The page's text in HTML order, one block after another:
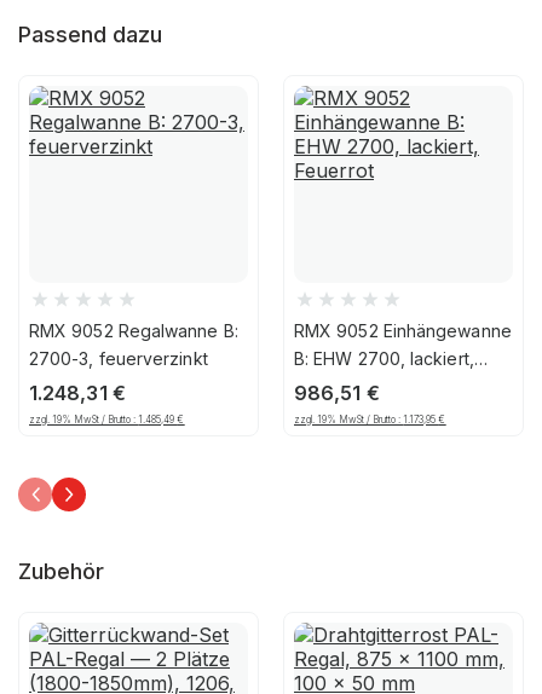
Passend dazu
RMX 9052 Regalwanne B:
2700-3, feuerverzinkt
1.248,31 €
zzgl. 19% MwSt / Brutto :1.485,49€
RMX 9052 Einhängewanne
B: EHW 2700, lackiert,
Feuerrot
986,51 €
zzgl. 19% MwSt / Brutto :1.173,95€
Zubehör